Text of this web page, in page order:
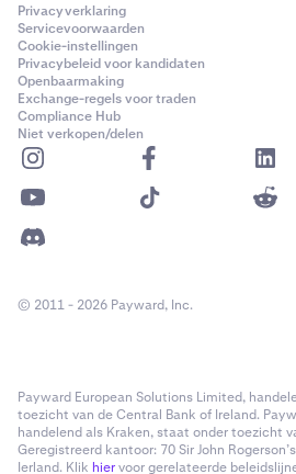
Privacyverklaring
Servicevoorwaarden
Cookie-instellingen
Privacybeleid voor kandidaten
Openbaarmaking
Exchange-regels voor traden
Compliance Hub
Niet verkopen/delen
© 2011 - 2026 Payward, Inc.
Payward European Solutions Limited,
toezicht van de Central Bank of Ireland.
handelend als Kraken, staat onder toezicht
Geregistreerd kantoor: 70 Sir John
Ierland. Klik hiervoor gerelateerde